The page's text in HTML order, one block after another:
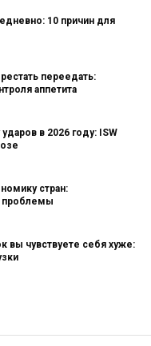
10 причин для
переедать:
аппетита
в 2026 году: ISW
стран:
проблемы
вы чувствуете себя хуже: